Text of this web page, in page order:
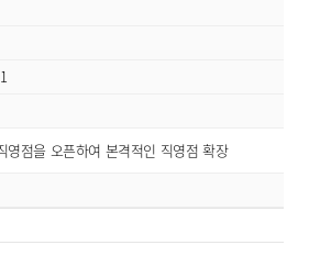
영점을 오픈하여 본격적인 직영점 확장